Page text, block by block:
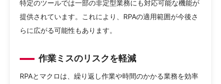
特定のツールでは一部の非定型業務にも対応可能な機能が
提供されています。これにより、RPAの適用範囲が今後さ
らに広がる可能性もあります。
作業ミスのリスクを軽減
RPAとマクロは、繰り返し作業や時間のかかる業務を効率